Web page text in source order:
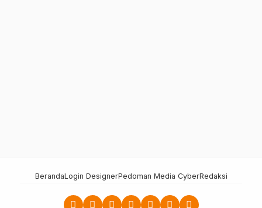
BerandaLogin DesignerPedoman Media CyberRedaksi